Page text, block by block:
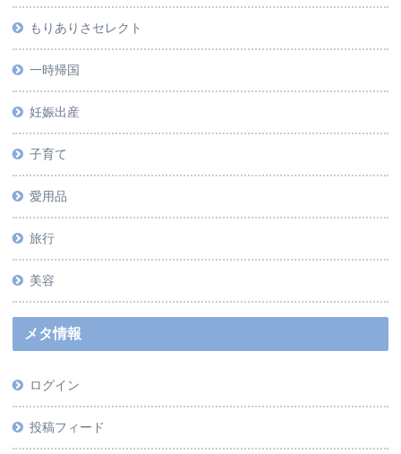
もりありさセレクト
一時帰国
妊娠出産
子育て
愛用品
旅行
美容
メタ情報
ログイン
投稿フィード